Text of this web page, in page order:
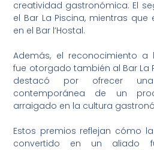
creatividad gastronómica. El
el Bar La Piscina, mientras
en el Bar l’Hostal.
Además, el reconocimiento a
fue otorgado también al Bar La
destacó por ofrecer
contemporánea de un
arraigado en la cultura
Estos premios reflejan cómo
convertido en un aliado